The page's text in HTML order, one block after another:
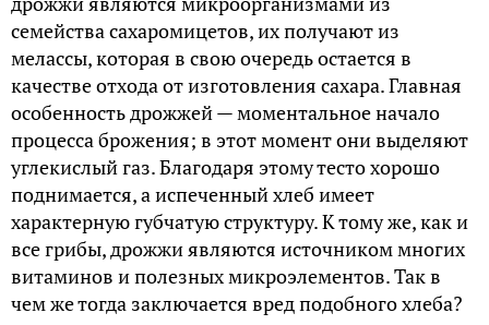
семейства сахаромицетов, их получают из
мелассы, которая в свою очередь остается в
качестве отхода от изготовления сахара. Главная
особенность дрожжей — моментальное начало
процесса брожения; в этот момент они выделяют
углекислый газ. Благодаря этому тесто хорошо
поднимается, а испеченный хлеб имеет
характерную губчатую структуру. К тому же, как и
все грибы, дрожжи являются источником многих
витаминов и полезных микроэлементов. Так в
чем же тогда заключается вред подобного хлеба?